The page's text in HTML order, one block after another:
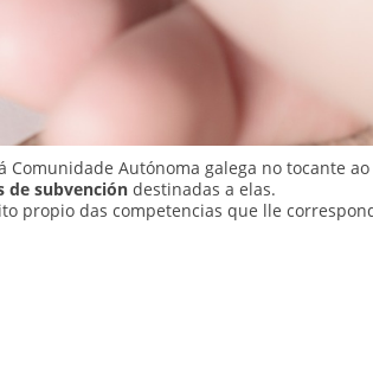
Autónoma galega no tocante ao
de subvención destinadas a elas.
propio das competencias que lle